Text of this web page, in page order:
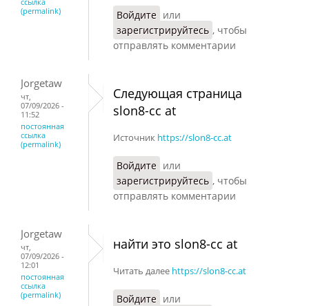
(permalink)
Войдите или
зарегистрируйтесь , чтобы
отправлять комментарии
Jorgetaw
чт,
07/09/2026 -
11:52
постоянная
ссылка
(permalink)
Следующая страница
slon8-cc at
Источник https://slon8-cc.at
Войдите или
зарегистрируйтесь , чтобы
отправлять комментарии
Jorgetaw
чт,
07/09/2026 -
12:01
постоянная
ссылка
(permalink)
найти это slon8-cc at
Читать далее https://slon8-cc.at
Войдите или